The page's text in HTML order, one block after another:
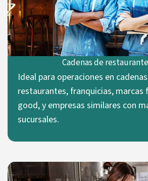
Cadenas de
Ideal para operaciones en
restaurantes, franquicias,
good, y empresas similares con
sucursales.